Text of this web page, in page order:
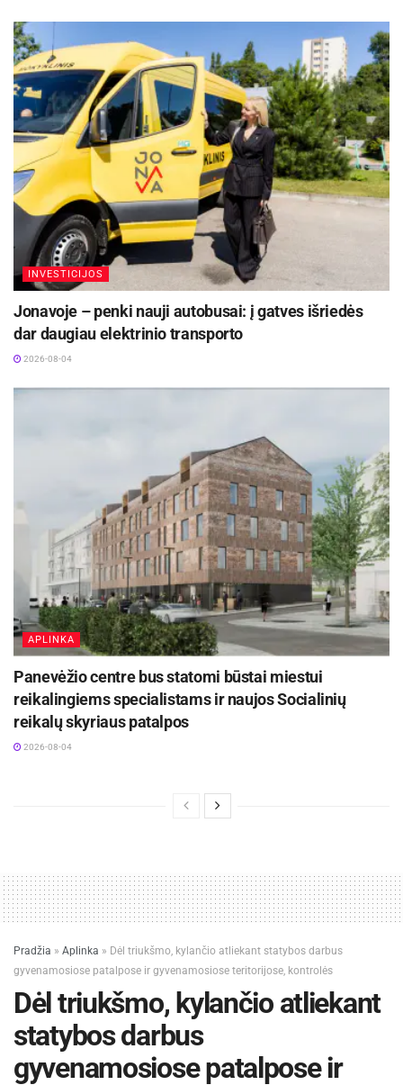
INVESTICIJOS
Jonavoje – penki nauji autobusai: į gatves išriedės
dar daugiau elektrinio transporto
2026-08-04
APLINKA
Panevėžio centre bus statomi būstai miestui
reikalingiems specialistams ir naujos Socialinių
reikalų skyriaus patalpos
2026-08-04
Pradžia » Aplinka » Dėl triukšmo, kylančio atliekant statybos darbus
gyvenamosiose patalpose ir gyvenamosiose teritorijose, kontrolės
Dėl triukšmo, kylančio atliekant
statybos darbus
gyvenamosiose patalpose ir